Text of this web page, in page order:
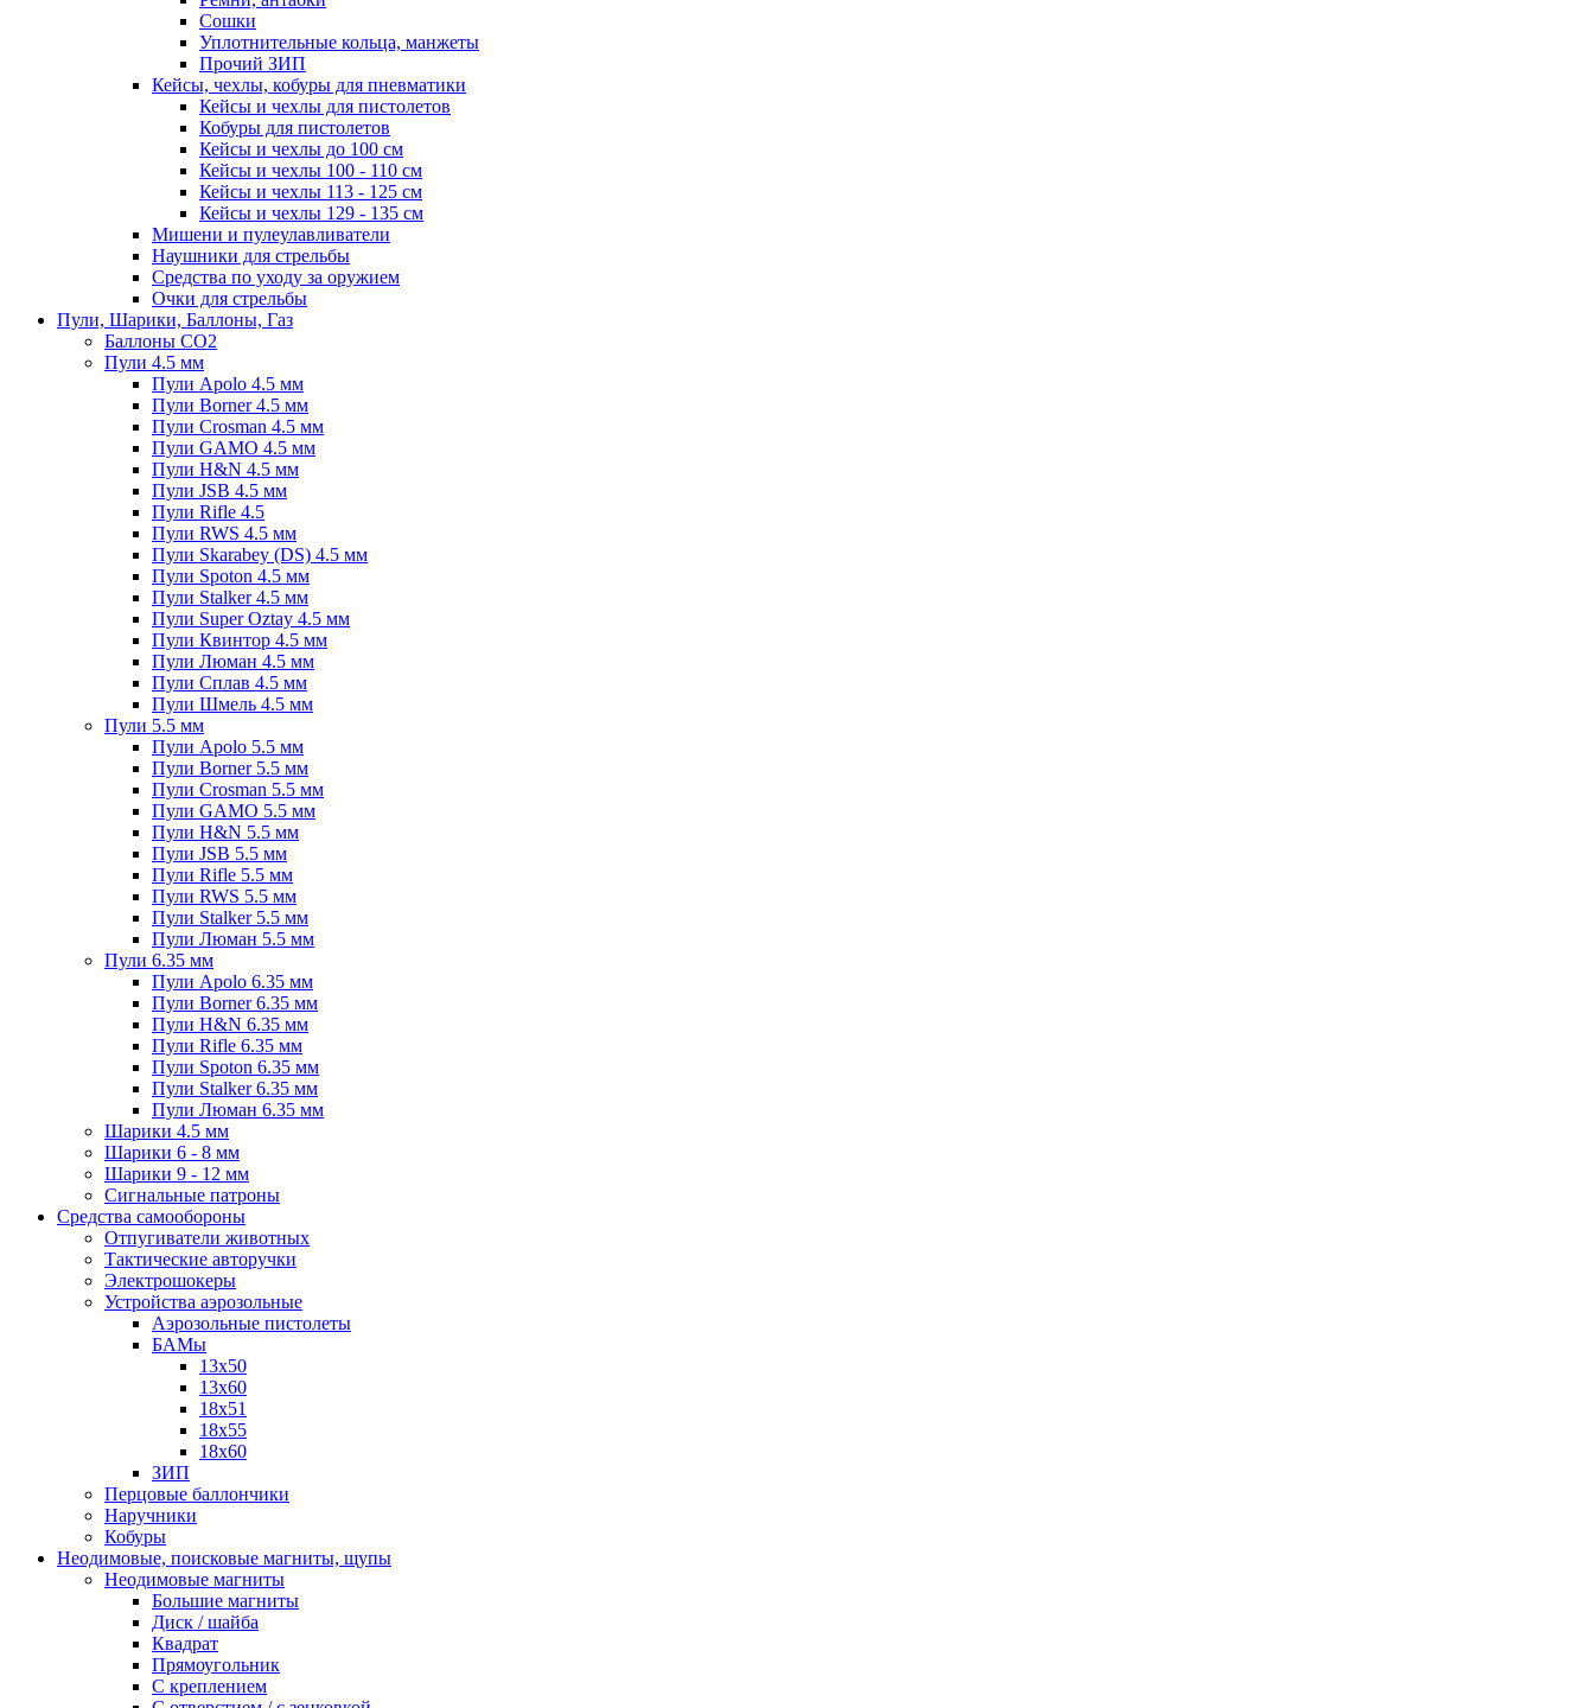
Сошки
Уплотнительные кольца, манжеты
Прочий ЗИП
Кейсы, чехлы, кобуры для пневматики
Кейсы и чехлы для пистолетов
Кобуры для пистолетов
Кейсы и чехлы до 100 см
Кейсы и чехлы 100 - 110 см
Кейсы и чехлы 113 - 125 см
Кейсы и чехлы 129 - 135 см
Мишени и пулеулавливатели
Наушники для стрельбы
Средства по уходу за оружием
Очки для стрельбы
Пули, Шарики, Баллоны, Газ
Баллоны CO2
Пули 4.5 мм
Пули Apolo 4.5 мм
Пули Borner 4.5 мм
Пули Crosman 4.5 мм
Пули GAMO 4.5 мм
Пули H&N 4.5 мм
Пули JSB 4.5 мм
Пули Rifle 4.5
Пули RWS 4.5 мм
Пули Skarabey (DS) 4.5 мм
Пули Spoton 4.5 мм
Пули Stalker 4.5 мм
Пули Super Oztay 4.5 мм
Пули Квинтор 4.5 мм
Пули Люман 4.5 мм
Пули Сплав 4.5 мм
Пули Шмель 4.5 мм
Пули 5.5 мм
Пули Apolo 5.5 мм
Пули Borner 5.5 мм
Пули Crosman 5.5 мм
Пули GAMO 5.5 мм
Пули H&N 5.5 мм
Пули JSB 5.5 мм
Пули Rifle 5.5 мм
Пули RWS 5.5 мм
Пули Stalker 5.5 мм
Пули Люман 5.5 мм
Пули 6.35 мм
Пули Apolo 6.35 мм
Пули Borner 6.35 мм
Пули H&N 6.35 мм
Пули Rifle 6.35 мм
Пули Spoton 6.35 мм
Пули Stalker 6.35 мм
Пули Люман 6.35 мм
Шарики 4.5 мм
Шарики 6 - 8 мм
Шарики 9 - 12 мм
Сигнальные патроны
Средства самообороны
Отпугиватели животных
Тактические авторучки
Электрошокеры
Устройства аэрозольные
Аэрозольные пистолеты
БАМы
13х50
13х60
18х51
18х55
18х60
ЗИП
Перцовые баллончики
Наручники
Кобуры
Неодимовые, поисковые магниты, щупы
Неодимовые магниты
Большие магниты
Диск / шайба
Квадрат
Прямоугольник
С креплением